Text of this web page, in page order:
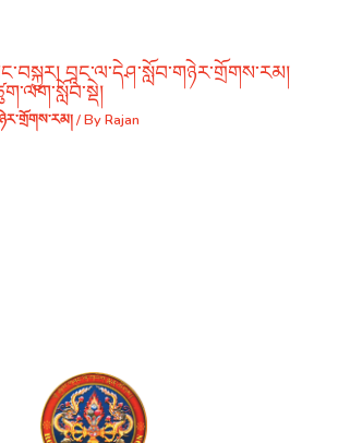
བཱང་ལ་དེཤ་སློབ་གཉེར་གྲོགས་རམ།
/ ByRajan